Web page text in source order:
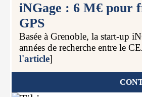
iNGage : 6 M€ pour
GPS
Basée à Grenoble, la start-up
années de recherche entre le
l'article]